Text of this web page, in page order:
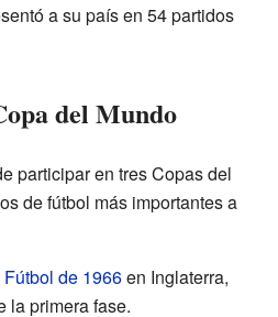
a su país en 54 partidos
del Mundo
participar en tres Copas del
de fútbol más importantes a
de 1966en Inglaterra,
la primera fase.